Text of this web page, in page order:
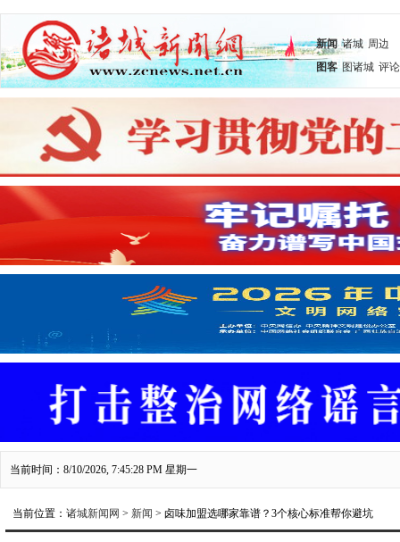
新闻 诸城 周边
图客 图诸城 评论
当前时间：8/10/2026, 7:45:29 PM 星期一
当前位置： 诸城新闻网 > 新闻 > 卤味加盟选哪家靠谱？3个核心标准帮你避坑